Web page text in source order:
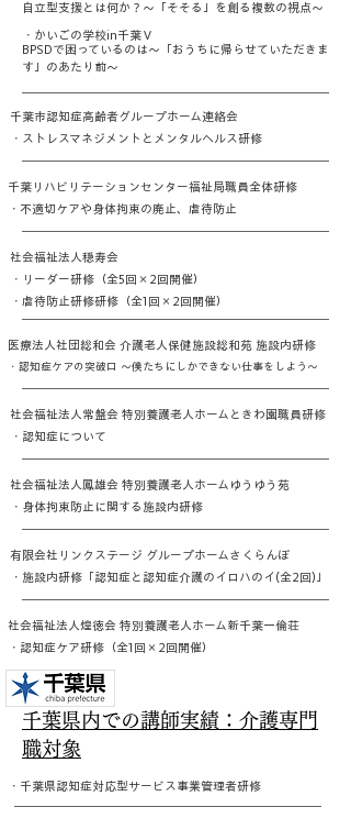
自立型支援とは何か？～「そそる」を創る複数の視点～
・かいごの学校in千葉Ⅴ
BPSDで困っているのは～「おうちに帰らせていただきま
す」のあたり前～
千葉市認知症高齢者グループホーム連絡会
・ストレスマネジメントとメンタルヘルス研修
千葉リハビリテーションセンター福祉局職員全体研修
・不適切ケアや身体拘束の廃止、虐待防止
社会福祉法人穏寿会
・リーダー研修（全5回×2回開催）
・虐待防止研修研修（全1回×2回開催）
医療法人社団総和会 介護老人保健施設総和苑 施設内研修
・認知症ケアの突破口 ～僕たちにしかできない仕事をしよう～
社会福祉法人常盤会 特別養護老人ホームときわ園職員研修
・認知症について
社会福祉法人鳳雄会 特別養護老人ホームゆうゆう苑
・身体拘束防止に関する施設内研修
有限会社リンクステージ グループホームさくらんぼ
・施設内研修「認知症と認知症介護のイロハのイ(全2回)」
社会福祉法人煌徳会 特別養護老人ホーム新千葉一倫荘
・認知症ケア研修（全1回×2回開催）
千葉県内での講師実績：介護専門
職対象
・千葉県認知症対応型サービス事業管理者研修